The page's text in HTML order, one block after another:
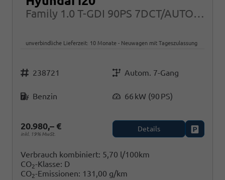
Family 1.0 T-GDI 90PS 7DCT/AUTOMATIK, NAVI Sitzheizung + Lenkradheizung ALU Klimaautomatik RFK
unverbindliche Lieferzeit: 10 Monate Neuwagen mit Tageszulassung
Fahrzeugnr.
238721
Getriebe
Autom. 7-Gang
Benzin 66 kW (90 PS)
20.980,– €
inkl. 19% MwSt.
Details
Verbrauch kombiniert: 5,70 l/100km
CO2-Klasse: D
CO2-Emissionen: 131,00 g/km